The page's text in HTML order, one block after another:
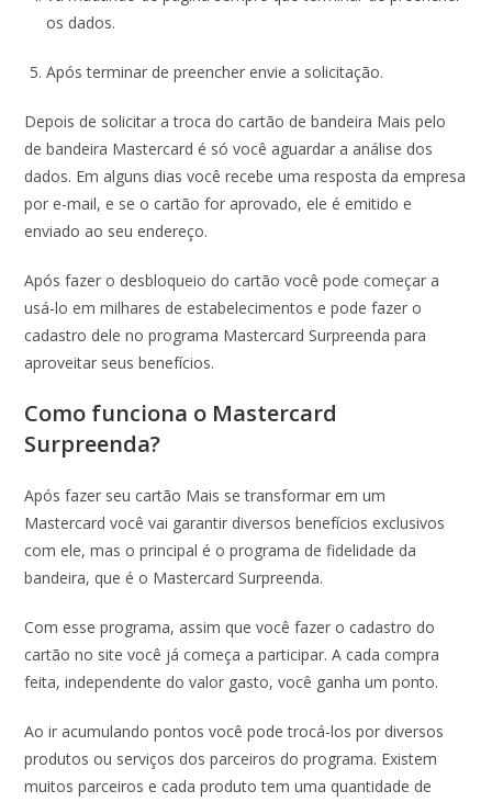
os dados.
Após terminar de preencher envie a solicitação.
Depois de solicitar a troca do cartão de bandeira Mais pelo
de bandeira Mastercard é só você aguardar a análise dos
dados. Em alguns dias você recebe uma resposta da empresa
por e-mail, e se o cartão for aprovado, ele é emitido e
enviado ao seu endereço.
Após fazer o desbloqueio do cartão você pode começar a
usá-lo em milhares de estabelecimentos e pode fazer o
cadastro dele no programa Mastercard Surpreenda para
aproveitar seus benefícios.
Como funciona o Mastercard
Surpreenda?
Após fazer seu cartão Mais se transformar em um
Mastercard você vai garantir diversos benefícios exclusivos
com ele, mas o principal é o programa de fidelidade da
bandeira, que é o Mastercard Surpreenda.
Com esse programa, assim que você fazer o cadastro do
cartão no site você já começa a participar. A cada compra
feita, independente do valor gasto, você ganha um ponto.
Ao ir acumulando pontos você pode trocá-los por diversos
produtos ou serviços dos parceiros do programa. Existem
muitos parceiros e cada produto tem uma quantidade de